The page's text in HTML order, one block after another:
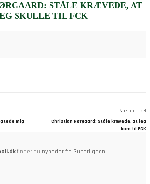
STÅLE KRÆVEDE, AT
SKULLE TIL FCK
mig
Næste artikel
Christian Nørgaard: Ståle krævede, at jeg
kom til FCK
finder du nyheder fra Superligaen